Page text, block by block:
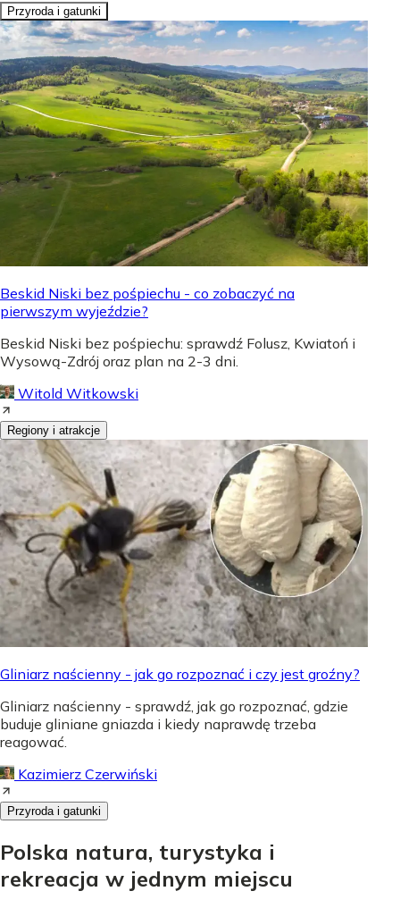
Przyroda i gatunki
Beskid Niski bez pośpiechu - co zobaczyć na
pierwszym wyjeździe?
Beskid Niski bez pośpiechu: sprawdź Folusz, Kwiatoń i
Wysową-Zdrój oraz plan na 2-3 dni.
Witold Witkowski
Regiony i atrakcje
Gliniarz naścienny - jak go rozpoznać i czy jest groźny?
Gliniarz naścienny - sprawdź, jak go rozpoznać, gdzie
buduje gliniane gniazda i kiedy naprawdę trzeba
reagować.
Kazimierz Czerwiński
Przyroda i gatunki
Polska natura, turystyka i
rekreacja w jednym miejscu